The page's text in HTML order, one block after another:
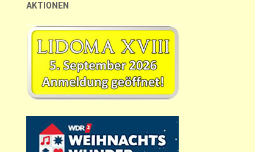
AKTIONEN